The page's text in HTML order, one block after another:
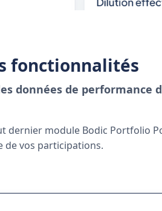
fonctionnalités
données de performance
module Bodic Portfolio
vos participations.